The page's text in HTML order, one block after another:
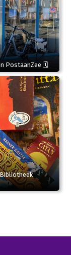
PostaanZee 🗓